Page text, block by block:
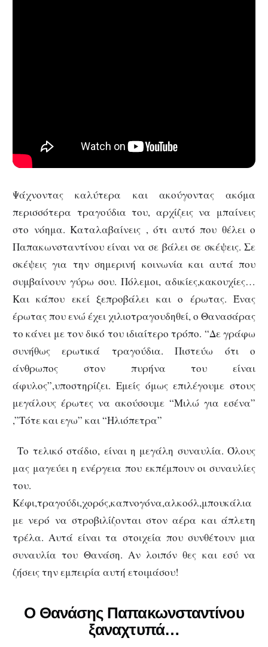
Ψάχνοντας καλύτερα και ακούγοντας ακόμα
περισσότερα τραγούδια του, αρχίζεις να μπαίνεις
στο νόημα. Καταλαβαίνεις , ότι αυτό που θέλει ο
Παπακωνσταντίνου είναι να σε βάλει σε σκέψεις. Σε
σκέψεις για την σημερινή κοινωνία και αυτά που
συμβαίνουν γύρω σου. Πόλεμοι, αδικίες,κακουχίες…
Kαι κάπου εκεί ξεπροβάλει και ο έρωτας. Ένας
έρωτας που ενώ έχει χιλιοτραγουδηθεί, ο Θανασάρας
το κάνει με τον δικό του ιδιαίτερο τρόπο. “Δε γράφω
συνήθως ερωτικά τραγούδια. Πιστεύω ότι ο
άνθρωπος στον πυρήνα του είναι
άφυλος”,υποστηρίζει. Εμείς όμως επιλέγουμε στους
μεγάλους έρωτες να ακούσουμε “Μιλώ για εσένα”
,”Τότε και εγω” και “Ηλιόπετρα”
Το τελικό στάδιο, είναι η μεγάλη συναυλία. Όλους
μας μαγεύει η ενέργεια που εκπέμπουν οι συναυλίες
του.
Κέφι,τραγούδι,χορός,καπνογόνα,αλκοόλ,μπουκάλια
με νερό να στροβιλίζονται στον αέρα και άπλετη
τρέλα. Αυτά είναι τα στοιχεία που συνθέτουν μια
συναυλία του Θανάση. Αν λοιπόν θες και εσύ να
ζήσεις την εμπειρία αυτή ετοιμάσου!
Ο Θανάσης Παπακωνσταντίνου
ξαναχτυπά…